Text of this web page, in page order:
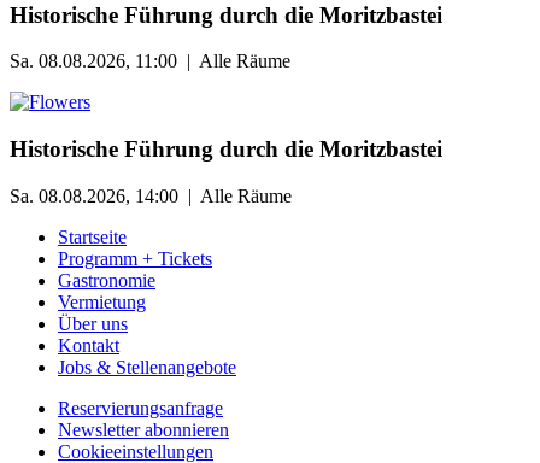
Historische Führung durch die Moritzbastei
Sa. 08.08.2026, 11:00 | Alle Räume
Historische Führung durch die Moritzbastei
Sa. 08.08.2026, 14:00 | Alle Räume
Startseite
Programm + Tickets
Gastronomie
Vermietung
Über uns
Kontakt
Jobs & Stellenangebote
Reservierungsanfrage
Newsletter abonnieren
Cookieeinstellungen